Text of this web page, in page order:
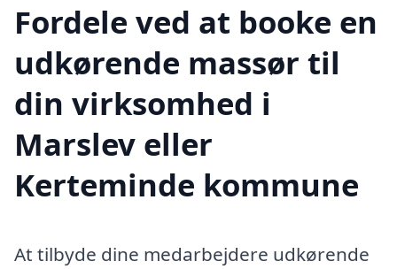
Fordele ved at booke en
udkørende massør til
din virksomhed i
Marslev eller
Kerteminde kommune
At tilbyde dine medarbejdere udkørende